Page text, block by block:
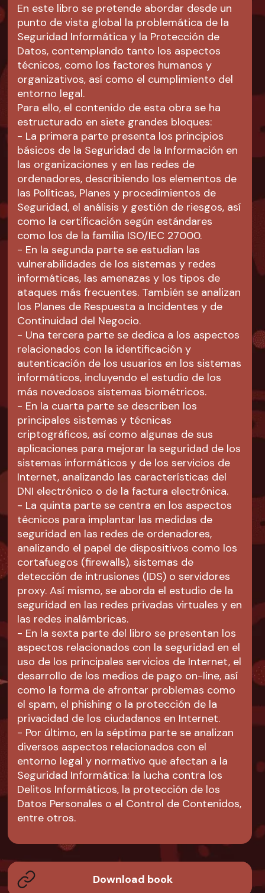
En este libro se pretende abordar desde un
punto de vista global la problemática de la
Seguridad Informática y la Protección de
Datos, contemplando tanto los aspectos
técnicos, como los factores humanos y
organizativos, así como el cumplimiento del
entorno legal.
Para ello, el contenido de esta obra se ha
estructurado en siete grandes bloques:
- La primera parte presenta los principios
básicos de la Seguridad de la Información en
las organizaciones y en las redes de
ordenadores, describiendo los elementos de
las Políticas, Planes y procedimientos de
Seguridad, el análisis y gestión de riesgos, así
como la certificación según estándares
como los de la familia ISO/IEC 27000.
- En la segunda parte se estudian las
vulnerabilidades de los sistemas y redes
informáticas, las amenazas y los tipos de
ataques más frecuentes. También se analizan
los Planes de Respuesta a Incidentes y de
Continuidad del Negocio.
- Una tercera parte se dedica a los aspectos
relacionados con la identificación y
autenticación de los usuarios en los sistemas
informáticos, incluyendo el estudio de los
más novedosos sistemas biométricos.
- En la cuarta parte se describen los
principales sistemas y técnicas
criptográficos, así como algunas de sus
aplicaciones para mejorar la seguridad de los
sistemas informáticos y de los servicios de
Internet, analizando las características del
DNI electrónico o de la factura electrónica.
- La quinta parte se centra en los aspectos
técnicos para implantar las medidas de
seguridad en las redes de ordenadores,
analizando el papel de dispositivos como los
cortafuegos (firewalls), sistemas de
detección de intrusiones (IDS) o servidores
proxy. Así mismo, se aborda el estudio de la
seguridad en las redes privadas virtuales y en
las redes inalámbricas.
- En la sexta parte del libro se presentan los
aspectos relacionados con la seguridad en el
uso de los principales servicios de Internet, el
desarrollo de los medios de pago on-line, así
como la forma de afrontar problemas como
el spam, el phishing o la protección de la
privacidad de los ciudadanos en Internet.
- Por último, en la séptima parte se analizan
diversos aspectos relacionados con el
entorno legal y normativo que afectan a la
Seguridad Informática: la lucha contra los
Delitos Informáticos, la protección de los
Datos Personales o el Control de Contenidos,
entre otros.
Download book